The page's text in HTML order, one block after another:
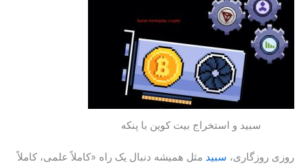
سبید و استخراج بیت کوین با پنکه
روزی روزگاری، سبید مثل همیشه دنبال یک راه «کاملاً علمی، کاملاً